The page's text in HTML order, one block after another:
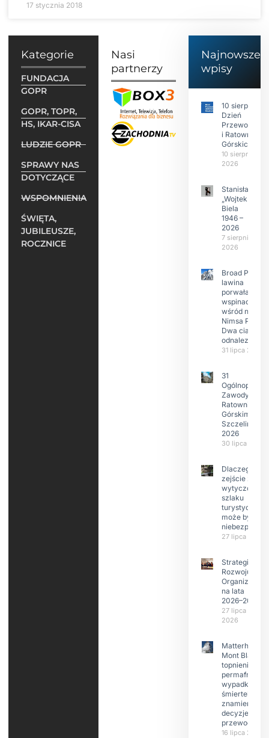
17 stycznia 2018
Kategorie
FUNDACJA
GOPR
GOPR, TOPR,
HS, IKAR-CISA
LUDZIE GOPR
SPRAWY NAS
DOTYCZĄCE
WSPOMNIENIA
ŚWIĘTA,
JUBILEUSZE,
ROCZNICE
Nasi
partnerzy
Najnowsze
wpisy
10 sierpnia to
Dzień
i Ratowników
Górskich
10 sierpnia
2026
Stanisław
„Wojtek”
Biela
1946 –
2026
7 sierpnia
2026
Broad Peak:
lawina
porwała 10
wspinaczy,
wśród nich
Nimsa Purję.
Dwa ciała
odnalezione.
31 lipca 2026
31
Ogólnopolskie
Zawody w
Ratownictwie
Górskim –
Szczeliniec
2026
30 lipca 2026
Dlaczego
zejście z
wytyczonego
szlaku
może być
27 lipca 2026
Strategia
Rozwoju
Organizacji
na lata
2026–2029
27 lipca
2026
Matterhorn i
Mont Blanc:
topnienie
permafrost,
wypadki
śmiertelne,
znamienne
decyzje
16 lipca 2026